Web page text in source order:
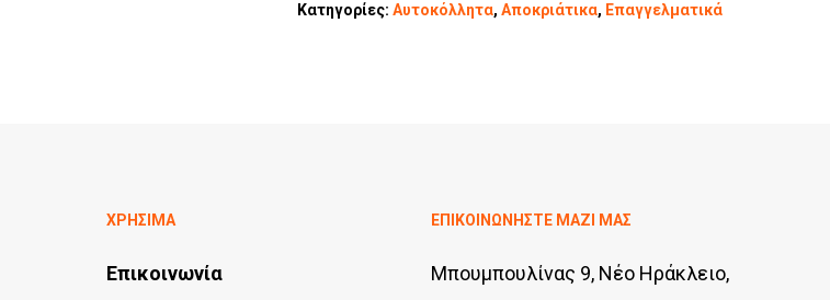
Κατηγορίες:Αυτοκόλλητα,Αποκριάτικα, Επαγγελματικά
ΧΡΗΣΙΜΑ
Επικοινωνία
ΕΠΙΚΟΙΝΩΝΗΣΤΕ ΜΑΖΙ ΜΑΣ
Μπουμπουλίνας 9, Νέο Ηράκλειο,